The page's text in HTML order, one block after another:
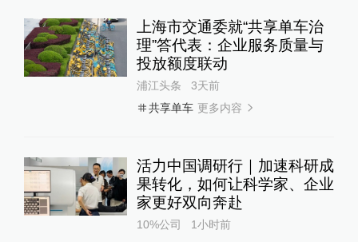
上海市交通委就“共享单车治
理”答代表：企业服务质量与
投放额度联动
浦江头条
3天前
共享单车 更多内容
活力中国调研行｜加速科研成
果转化，如何让科学家、企业
家更好双向奔赴
10%公司 1小时前